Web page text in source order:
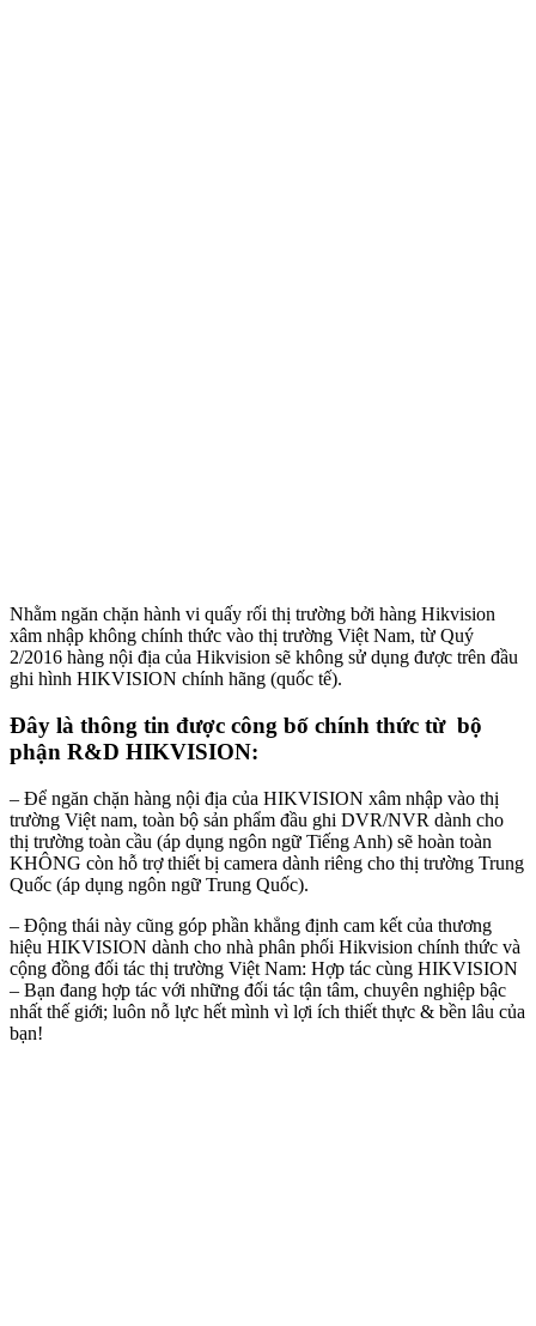
Nhằm ngăn chặn hành vi quấy rối thị trường bởi hàng Hikvision
xâm nhập không chính thức vào thị trường Việt Nam, từ Quý
2/2016 hàng nội địa của Hikvision sẽ không sử dụng được trên đầu
ghi hình HIKVISION chính hãng (quốc tế).
Đây là thông tin được công bố chính thức từ bộ
phận R&D HIKVISION:
– Để ngăn chặn hàng nội địa của HIKVISION xâm nhập vào thị
trường Việt nam, toàn bộ sản phẩm đầu ghi DVR/NVR dành cho
thị trường toàn cầu (áp dụng ngôn ngữ Tiếng Anh) sẽ hoàn toàn
KHÔNG còn hỗ trợ thiết bị camera dành riêng cho thị trường Trung
Quốc (áp dụng ngôn ngữ Trung Quốc).
– Động thái này cũng góp phần khẳng định cam kết của thương
hiệu HIKVISION dành cho nhà phân phối Hikvision chính thức và
cộng đồng đối tác thị trường Việt Nam: Hợp tác cùng HIKVISION
– Bạn đang hợp tác với những đối tác tận tâm, chuyên nghiệp bậc
nhất thế giới; luôn nỗ lực hết mình vì lợi ích thiết thực & bền lâu của
bạn!